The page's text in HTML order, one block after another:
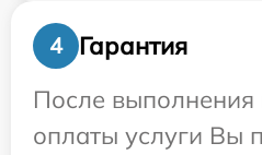
4
Гарантия
После выполнения
оплаты услуги Вы